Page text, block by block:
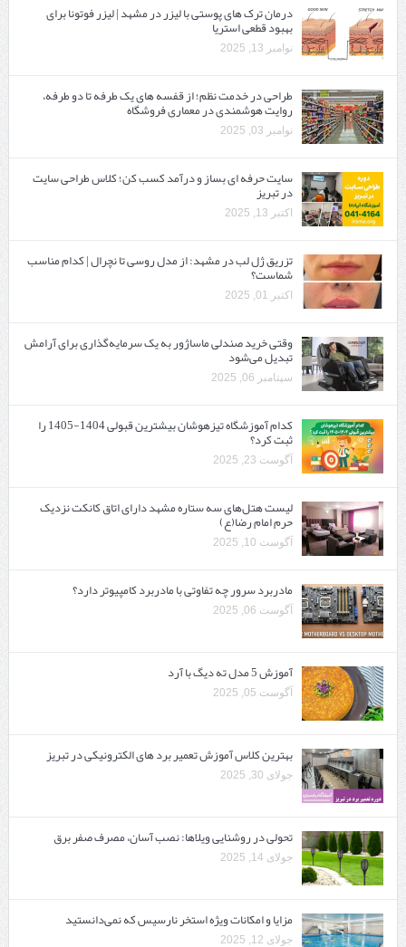
درمان ترک های پوستی با لیزر در مشهد | لیزر فوتونا برای
بهبود قطعی استریا
نوامبر 13, 2025
طراحی در خدمت نظم؛ از قفسه ‌های یک‌ طرفه تا دو طرفه،
روایت هوشمندی در معماری فروشگاه
نوامبر 03, 2025
سایت حرفه ‌ای بساز و درآمد کسب کن؛ کلاس طراحی سایت
در تبریز
اکتبر 13, 2025
تزریق ژل لب در مشهد: از مدل روسی تا نچرال | کدام مناسب
شماست؟
اکتبر 01, 2025
وقتی خرید صندلی ماساژور به یک سرمایه‌گذاری برای آرامش
تبدیل می‌شود
سپتامبر 06, 2025
کدام آموزشگاه تیزهوشان بیشترین قبولی 1404-1405 را
ثبت کرد؟
آگوست 23, 2025
لیست هتل‌های سه ستاره مشهد دارای اتاق کانکت نزدیک
حرم امام رضا(ع)
آگوست 10, 2025
مادربرد سرور چه تفاوتی با مادربرد کامپیوتر دارد؟
آگوست 06, 2025
آموزش 5 مدل ته دیگ با آرد
آگوست 05, 2025
بهترین کلاس آموزش تعمیر برد های الکترونیکی در تبریز
جولای 30, 2025
تحولی در روشنایی ویلاها: نصب آسان، مصرف صفر برق
جولای 14, 2025
مزایا و امکانات ویژه استخر نارسیس که نمی‌دانستید
جولای 12, 2025